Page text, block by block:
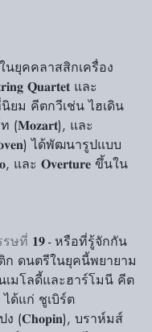
นยุคคลาสสิกเครื่อง
𝐐𝐮𝐚𝐫𝐭𝐞𝐭 และ
ยม คีตกวีเช่น ไฮเดิน
(𝐌𝐨𝐳𝐚𝐫𝐭), และ
ได้พัฒนารูปแบบ
และ 𝐎𝐯𝐞𝐫𝐭𝐮𝐫𝐞 ขึ้นใน
รษที่ 𝟏𝟗 - หรือที่รู้จักกัน
ดนตรีในยุคนี้พยายาม
มโลดี้และฮาร์โมนี คีต
ด้แก่ ชูเบิร์ต
ง (𝐂𝐡𝐨𝐩𝐢𝐧), บราห์มส์